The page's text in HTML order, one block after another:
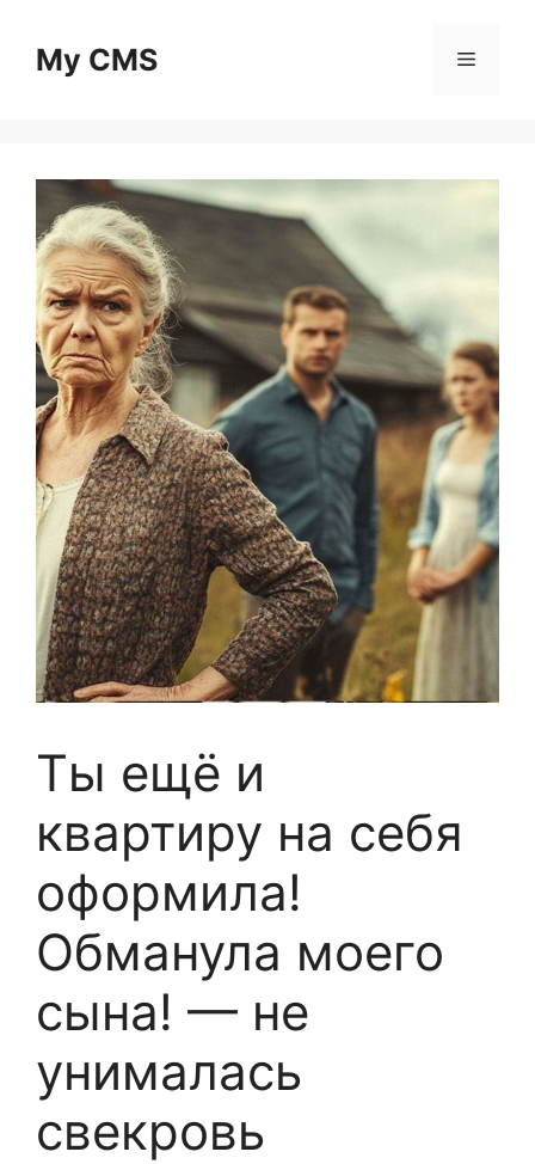
contentMy CMS Menu
Ты ещё и
квартиру на себя
оформила!
Обманула моего
сына! — не
унималась
свекровь